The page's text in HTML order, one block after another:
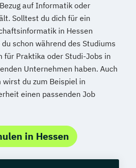
auf Informatik oder
Solltest du dich für ein
in Hessen
schon während des Studiums
für Praktika oder Studi-Jobs in
Unternehmen haben. Auch
wirst du zum Beispiel in
einen passenden Job
in Hessen